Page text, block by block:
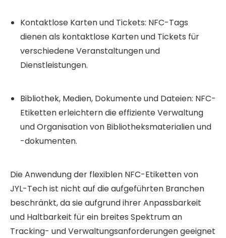
Kontaktlose Karten und Tickets: NFC-Tags
dienen als kontaktlose Karten und Tickets für
verschiedene Veranstaltungen und
Dienstleistungen.
Bibliothek, Medien, Dokumente und Dateien: NFC-
Etiketten erleichtern die effiziente Verwaltung
und Organisation von Bibliotheksmaterialien und
-dokumenten.
Die Anwendung der flexiblen NFC-Etiketten von
JYL-Tech ist nicht auf die aufgeführten Branchen
beschränkt, da sie aufgrund ihrer Anpassbarkeit
und Haltbarkeit für ein breites Spektrum an
Tracking- und Verwaltungsanforderungen geeignet